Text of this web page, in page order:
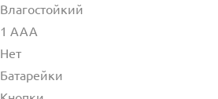
Влагостойкий
1 AAA
Нет
Батарейки